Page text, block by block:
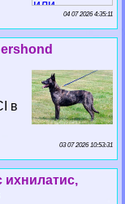
04 07 2026 4:35:11
в
03 07 2026 10:53:31
ихнилатис,